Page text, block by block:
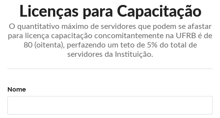
Licenças para Capacitação
O quantitativo máximo de servidores que podem se afastar
para licença capacitação concomitantemente na UFRB é de
80 (oitenta), perfazendo um teto de 5% do total de
servidores da Instituição.
Nome